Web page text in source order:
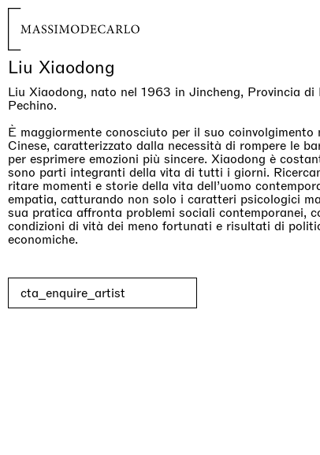
Liu Xiaodong
Liu Xiaodong, nato nel 1963 in Jincheng, Provincia di
Pechino.
È maggiormente conosciuto per il suo coinvolgimento
Cinese, caratterizzato dalla necessità di rompere le
per esprimere emozioni più sincere. Xiaodong è
sono parti integranti della vita di tutti i giorni.
ritare momenti e storie della vita dell’uomo
empatia, catturando non solo i caratteri psicologici
sua pratica affronta problemi sociali contemporanei,
condizioni di vità dei meno fortunati e risultati di
economiche.
cta_enquire_artist